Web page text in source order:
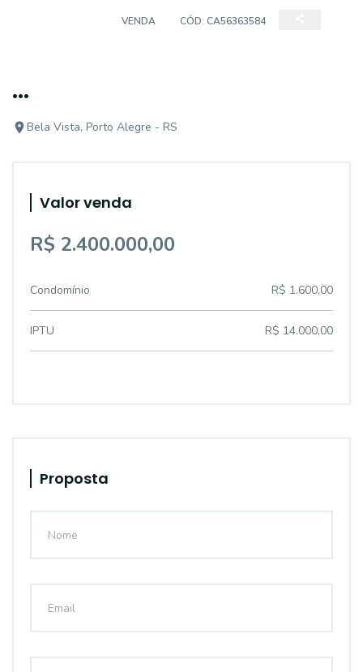
VENDA CÓD: CA56363584
...
Bela Vista, Porto Alegre - RS
Valor venda
R$ 2.400.000,00
Condomínio R$ 1.600,00
IPTU R$ 14.000,00
Proposta